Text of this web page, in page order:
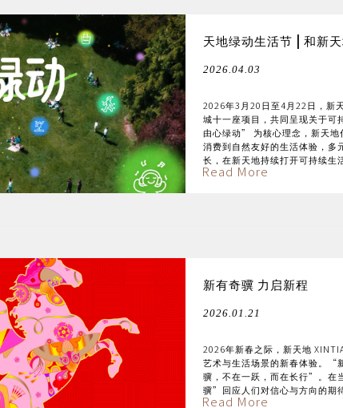
天地绿动生活节 | 和新
2026.04.03
2026年3月20日至4月22日，新
城十一座项目，共同呈现关于
由心绿动” 为核心理念，新天地
消费到自然友好的生活体验，多
长，在新天地持续打开可持续生
Read More
新有奇骥 力启新程
2026.01.21
2026年新春之际，新天地
艺术与生活场景的新春体验。“
骥，不在一跃，而在长行”。在
骥”回应人们对信心与方向的期
Read More